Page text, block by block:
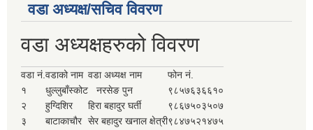
वडा अध्यक्ष/सचिव विवरण
वडा अध्यक्षहरुको विवरण
वडा नं.वडाको नाम वडा अध्यक्ष नाम
फोन नं.
१
धुल्लुबाँस्कोट नरसेङ पुन
९८५७६३६६१०
२
हुग्दिशिर हिरा बहादुर घर्ती
९८६७५०३५०७
३
बाटाकाचौर सेर बहादुर खनाल क्षेत्री९८४७५२१४७५